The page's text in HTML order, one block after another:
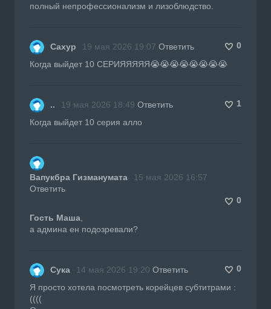
полный непрофессионализм и лизоблюдство.
Сахур 19 мая 2026 19:07 Ответить
0
Когда выйдет 10 СЕРИЯЯЯЯЯ😭😭😭😭😭😭😭😭
.. 19 мая 2026 18:49 Ответить
1
Когда выйдет 10 серия алло
Вапукбра Гизманумата
15 мая 2026 16:57
Ответить
0
Гость Маша
а админа ен подозревали?
Сука 14 мая 2026 19:20 Ответить
0
Я просто хотела посмотреть корейцев субтитрами :
((((